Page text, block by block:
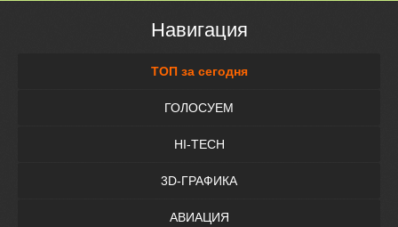
Навигация
ТОП за сегодня
ГОЛОСУЕМ
HI-TECH
3D-ГРАФИКА
АВИАЦИЯ